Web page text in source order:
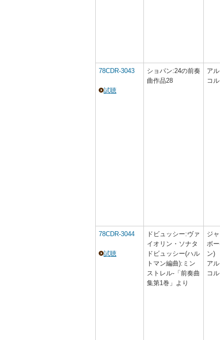
78CDR-3043
試聴
ショパン:24の前奏
曲作品28
ア
コ
78CDR-3044
試聴
ドビュッシー:ヴァ
イオリン・ソナタ
ドビュッシー(ハル
トマン編曲):ミン
ストレル-「前奏曲
集第1巻」より
ジ
ボ
ン)
ア
コ